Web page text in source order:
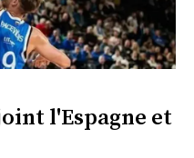
l'Espagne et